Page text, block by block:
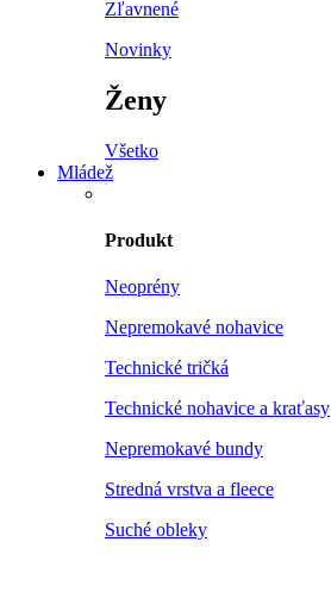
Zľavnené
Novinky
Ženy
Všetko
Mládež
Produkt
Neoprény
Nepremokavé nohavice
Technické tričká
Technické nohavice a kraťasy
Nepremokavé bundy
Stredná vrstva a fleece
Suché obleky